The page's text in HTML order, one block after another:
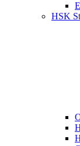
HSK